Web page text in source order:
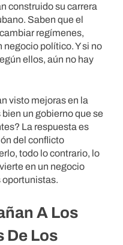
construido su carrera
Saben que el
regímenes,
negocio político. Y si no
ellos, aún no hay
visto mejoras en la
un gobierno que se
La respuesta es
del conflicto
todo lo contrario, lo
en un negocio
oportunistas.
A Los
De Los